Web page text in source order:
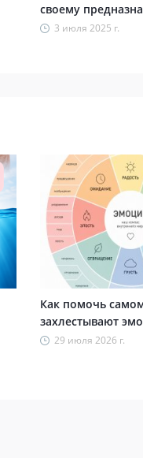
своему
3 июля 2025 г.
Как помочь
захлестывают
29 июля 2026 г.